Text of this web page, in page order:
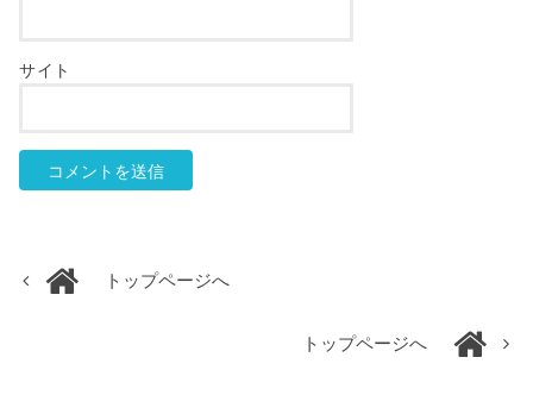
サイト
トップページへ
トップページへ